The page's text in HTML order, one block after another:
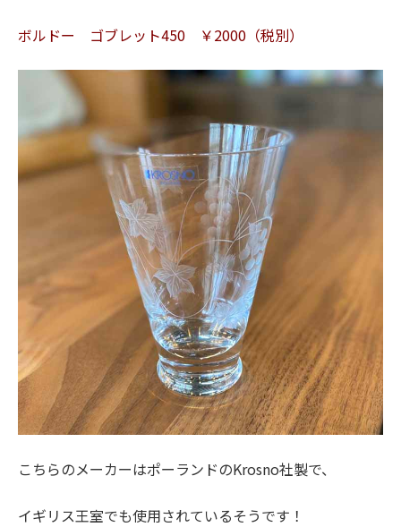
ボルドー ゴブレット450 ￥2000（税別）
こちらのメーカーはポーランドのKrosno社製で、
イギリス王室でも使用されているそうです！